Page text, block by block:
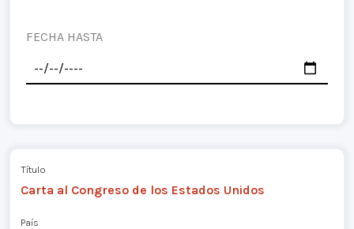
FECHA HASTA
Título
Carta al Congreso de los Estados Unidos
País